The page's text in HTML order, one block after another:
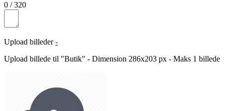
0 /320
Upload billeder -
Upload billede til "Butik" - Dimension 286x203 px - Maks 1 billede